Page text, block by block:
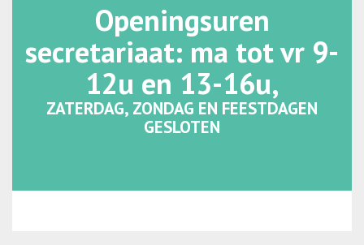
Openingsuren
secretariaat: ma tot vr 9-
12u en 13-16u,
ZATERDAG, ZONDAG EN FEESTDAGEN
GESLOTEN